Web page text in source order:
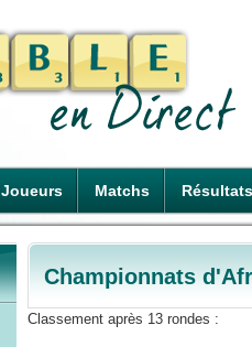
Joueurs Matchs Résultats
Championnats
Classement après 13 rondes :